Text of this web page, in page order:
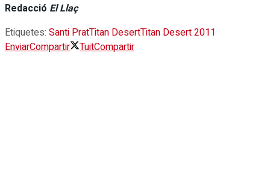
Redacció El Llaç
Etiquetes: Santi PratTitan DesertTitan Desert 2011
EnviarCompartir TuitCompartir